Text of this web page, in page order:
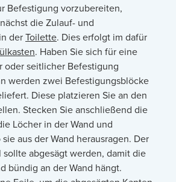
Befestigung vorzubereiten,
die Zulauf- und
derToilette. Dies erfolgt im dafür
. Haben Sie sich für eine
oder seitlicher Befestigung
werden zwei Befestigungsblöcke
Diese platzieren Sie an den
Stecken Sie anschließend die
Löcher in der Wand und
aus der Wand herausragen. Der
sollte abgesägt werden, damit die
bündig an der Wand hängt.